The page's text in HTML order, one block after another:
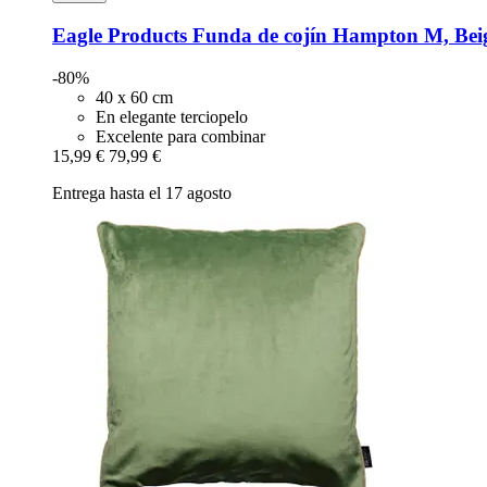
Eagle Products Funda de cojín Hampton M,
-80%
40 x 60 cm
En elegante terciopelo
Excelente para combinar
15,99 € 79,99 €
Entrega hasta el 17 agosto